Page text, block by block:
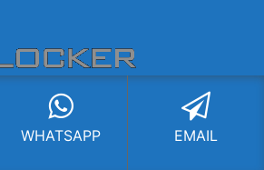
privacy-Cookie Policy (UE)
WHATSAPP EMAIL